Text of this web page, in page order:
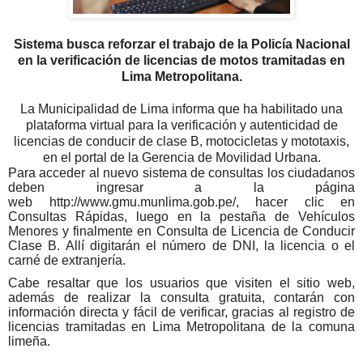
Sistema busca reforzar el trabajo de la Policía Nacional
en la verificación de licencias de motos tramitadas en
Lima Metropolitana.
La Municipalidad de Lima informa que ha habilitado una
plataforma virtual para la verificación y autenticidad de
licencias de conducir de clase B, motocicletas y mototaxis,
en el portal de la Gerencia de Movilidad Urbana.
Para acceder al nuevo sistema de consultas los ciudadanos
deben ingresar a la página
web
http://www.gmu.munlima.gob.pe/, hacer clic en
Consultas Rápidas, luego en la pestaña de Vehículos
Menores y finalmente en Consulta de Licencia de Conducir
Clase B. Allí digitarán el número de DNI, la licencia o el
carné de extranjería.
Cabe resaltar que los usuarios que visiten el sitio web,
además de realizar la consulta gratuita, contarán con
información directa y fácil de verificar, gracias al registro de
licencias tramitadas en Lima Metropolitana de la comuna
limeña.